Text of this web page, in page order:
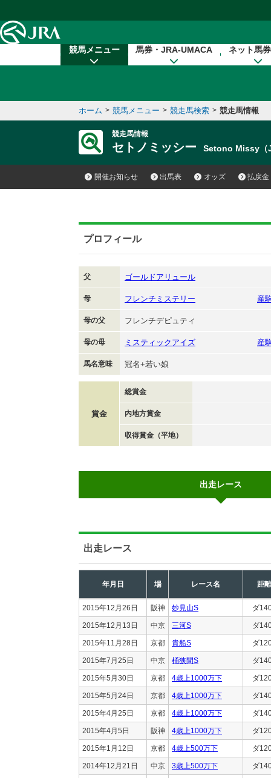
競馬メニュー 馬券・JRA-UMACA ネット馬
ホーム > 競馬メニュー > 競走馬検索 > 競走馬情報
競走馬情報
セトノミッシー Setono Missy（
開催お知らせ 出馬表 オッズ 払戻金
プロフィール
父 ゴールドアリュール
母 フレンチミステリー 産
母の父 フレンチデピュティ
母の母 ミスティックアイズ 産
馬名意味 冠名+若い娘
賞金
総賞金
内地方賞金
収得賞金（平地）
出走レース
出走レース
年月日 場 レース名 距離
2015年12月26日 阪神 妙見山S ダ
2015年12月13日 中京 三河S ダ
2015年11月28日 京都 貴船S ダ
2015年7月25日 中京 桶狭間S ダ
2015年5月30日 京都 4歳上1000万下 ダ
2015年5月24日 京都 4歳上1000万下 ダ
2015年4月25日 京都 4歳上1000万下 ダ
2015年4月5日 阪神 4歳上1000万下 ダ
2015年1月12日 京都 4歳上500万下 ダ
2014年12月21日 中京 3歳上500万下 ダ